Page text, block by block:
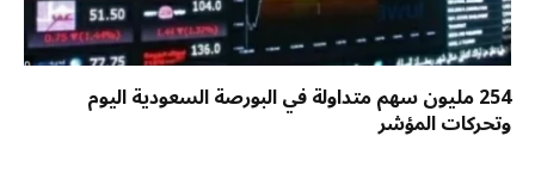
254 مليون سهم متداولة في البورصة السعودية اليوم
وتحركات المؤشر